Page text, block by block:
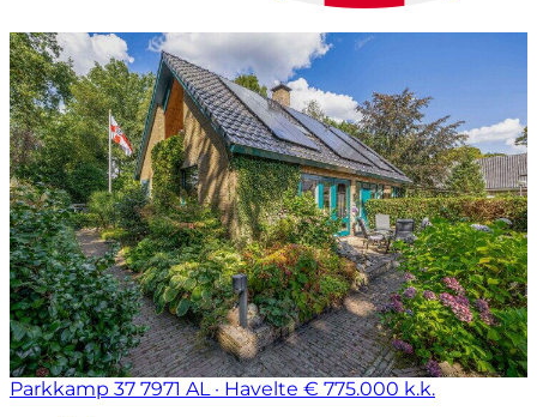
Parkkamp 37 7971 AL · Havelte € 775.000 k.k.